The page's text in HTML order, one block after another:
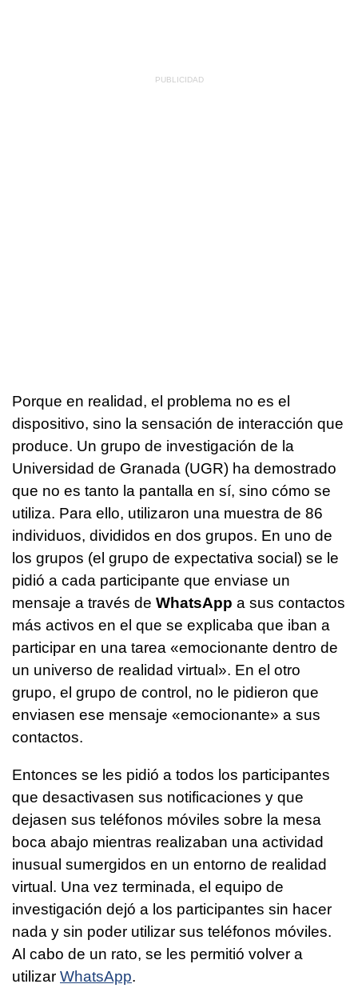
Porque en realidad, el problema no es el
dispositivo, sino la sensación de interacción que
produce. Un grupo de investigación de la
Universidad de Granada (UGR) ha demostrado
que no es tanto la pantalla en sí, sino cómo se
utiliza. Para ello, utilizaron una muestra de 86
individuos, divididos en dos grupos. En uno de
los grupos (el grupo de expectativa social) se le
pidió a cada participante que enviase un
mensaje a través de WhatsApp a sus contactos
más activos en el que se explicaba que iban a
participar en una tarea «emocionante dentro de
un universo de realidad virtual». En el otro
grupo, el grupo de control, no le pidieron que
enviasen ese mensaje «emocionante» a sus
contactos.
Entonces se les pidió a todos los participantes
que desactivasen sus notificaciones y que
dejasen sus teléfonos móviles sobre la mesa
boca abajo mientras realizaban una actividad
inusual sumergidos en un entorno de realidad
virtual. Una vez terminada, el equipo de
investigación dejó a los participantes sin hacer
nada y sin poder utilizar sus teléfonos móviles.
Al cabo de un rato, se les permitió volver a
utilizar WhatsApp.